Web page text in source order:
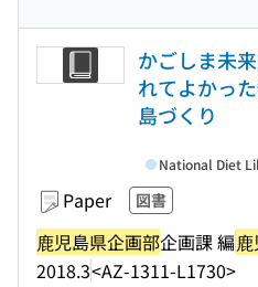
かごしま未
れてよかっ
島づくり
Paper 図書
鹿児島県企画部企画課 編
2018.3<AZ-1311-L1730>
National Diet